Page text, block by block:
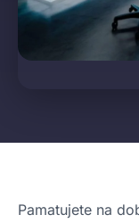
Pamatujete na